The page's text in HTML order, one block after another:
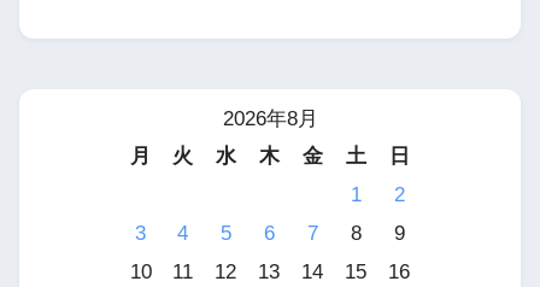
2026年8月
月
火 水 木 金 土
日
1
2
3
4 5 6 7 8
9
10
11 12 13 14 15
16